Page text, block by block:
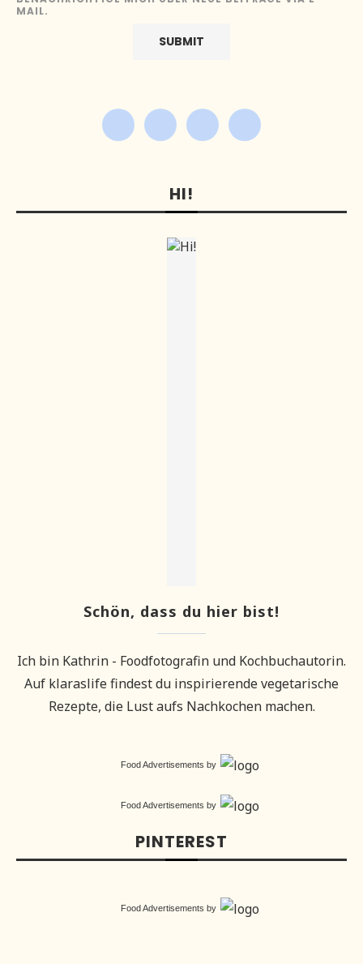
MAIL.
HI!
Schön, dass du hier bist!
Ich bin Kathrin - Foodfotografin und Kochbuchautorin.
Auf klaraslife findest du inspirierende vegetarische
Rezepte, die Lust aufs Nachkochen machen.
Food Advertisements by
Food Advertisements by
PINTEREST
Food Advertisements by